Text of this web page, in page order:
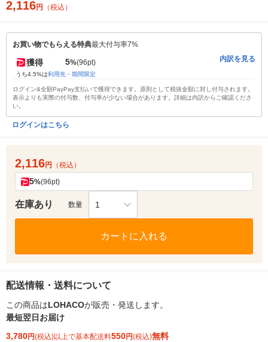
2,116円 （税込）
お買い物でもらえる特典最大付与率7%
獲得 5%(96pt)
うち4.5%は利用先・期間限定
内訳を見る
ログイン&全額PayPay支払いで獲得できます。原則として税抜金額に対し付与されます。
表示よりも実際の付与数、付与率が少ない場合があります。詳細は内訳からご確認くださ
い。
ログインはこちら
2,116円 （税込）
5%(96pt)
在庫あり 数量 1
カートに入れる
配送情報・送料について
この商品はLOHACOが販売・発送します。
最短翌日お届け
3,780円(税込)以上で基本配送料550円(税込)無料